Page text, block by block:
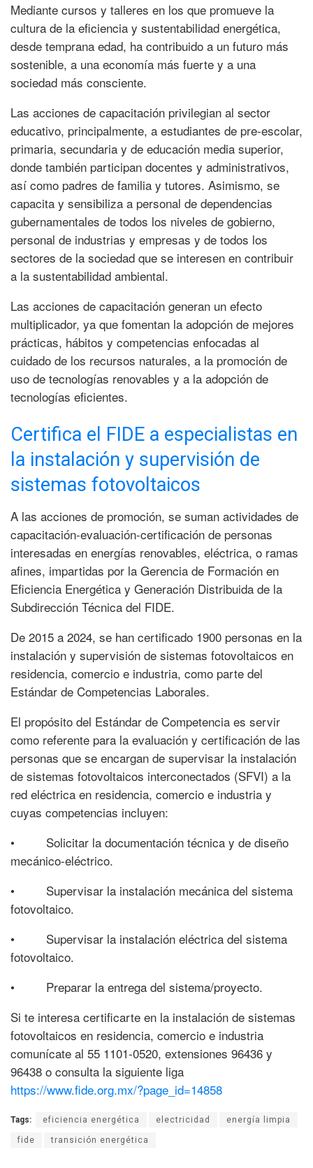
Mediante cursos y talleres en los que promueve la
cultura de la eficiencia y sustentabilidad energética,
desde temprana edad, ha contribuido a un futuro más
sostenible, a una economía más fuerte y a una
sociedad más consciente.
Las acciones de capacitación privilegian al sector
educativo, principalmente, a estudiantes de pre-escolar,
primaria, secundaria y de educación media superior,
donde también participan docentes y administrativos,
así como padres de familia y tutores. Asimismo, se
capacita y sensibiliza a personal de dependencias
gubernamentales de todos los niveles de gobierno,
personal de industrias y empresas y de todos los
sectores de la sociedad que se interesen en contribuir
a la sustentabilidad ambiental.
Las acciones de capacitación generan un efecto
multiplicador, ya que fomentan la adopción de mejores
prácticas, hábitos y competencias enfocadas al
cuidado de los recursos naturales, a la promoción de
uso de tecnologías renovables y a la adopción de
tecnologías eficientes.
Certifica el FIDE a especialistas en
la instalación y supervisión de
sistemas fotovoltaicos
A las acciones de promoción, se suman actividades de
capacitación-evaluación-certificación de personas
interesadas en energías renovables, eléctrica, o ramas
afines, impartidas por la Gerencia de Formación en
Eficiencia Energética y Generación Distribuida de la
Subdirección Técnica del FIDE.
De 2015 a 2024, se han certificado 1900 personas en la
instalación y supervisión de sistemas fotovoltaicos en
residencia, comercio e industria, como parte del
Estándar de Competencias Laborales.
El propósito del Estándar de Competencia es servir
como referente para la evaluación y certificación de las
personas que se encargan de supervisar la instalación
de sistemas fotovoltaicos interconectados (SFVI) a la
red eléctrica en residencia, comercio e industria y
cuyas competencias incluyen:
• Solicitar la documentación técnica y de diseño
mecánico-eléctrico.
• Supervisar la instalación mecánica del sistema
fotovoltaico.
• Supervisar la instalación eléctrica del sistema
fotovoltaico.
• Preparar la entrega del sistema/proyecto.
Si te interesa certificarte en la instalación de sistemas
fotovoltaicos en residencia, comercio e industria
comunícate al 55 1101-0520, extensiones 96436 y
96438 o consulta la siguiente liga
https://www.fide.org.mx/?page_id=14858
Tags: eficiencia energética electricidad energía limpia
fide transición energética